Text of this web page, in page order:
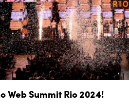
Web Summit Rio 2024!